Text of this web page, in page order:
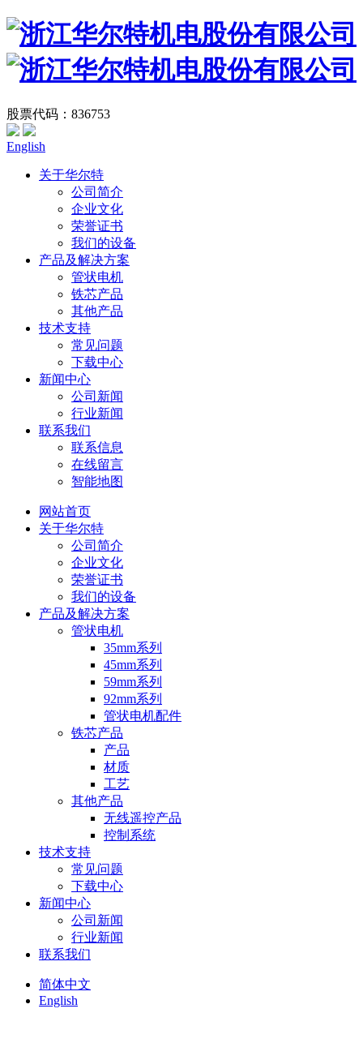
股票代码：836753
English
关于华尔特
公司简介
企业文化
荣誉证书
我们的设备
产品及解决方案
管状电机
铁芯产品
其他产品
技术支持
常见问题
下载中心
新闻中心
公司新闻
行业新闻
联系我们
联系信息
在线留言
智能地图
网站首页
关于华尔特
公司简介
企业文化
荣誉证书
我们的设备
产品及解决方案
管状电机
35mm系列
45mm系列
59mm系列
92mm系列
管状电机配件
铁芯产品
产品
材质
工艺
其他产品
无线遥控产品
控制系统
技术支持
常见问题
下载中心
新闻中心
公司新闻
行业新闻
联系我们
简体中文
English